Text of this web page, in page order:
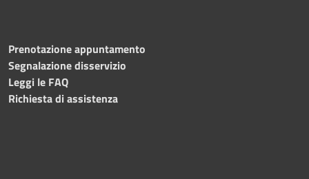
Prenotazione appuntamento
Segnalazione disservizio
Leggi le FAQ
Richiesta di assistenza